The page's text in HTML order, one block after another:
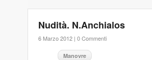
Nudità. N.Anchialos
6 Marzo 2012 | 0 Commenti
Manovre